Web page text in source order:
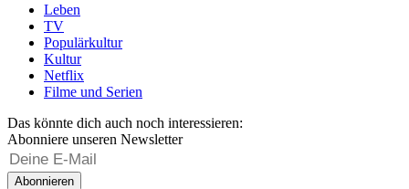
Leben
TV
Populärkultur
Kultur
Netflix
Filme und Serien
Das könnte dich auch noch interessieren:
Abonniere unseren Newsletter
Abonnieren